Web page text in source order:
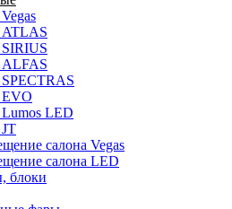
ATLAS
SIRIUS
ALFAS
EVO
Lumos LED
салона Vegas
салона LED
блоки